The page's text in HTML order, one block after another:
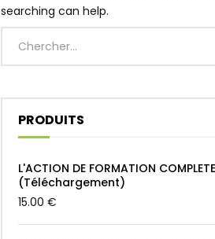
searching can help.
PRODUITS
L'ACTION DE FORMATION COMPLETE
(Téléchargement)
15.00 €